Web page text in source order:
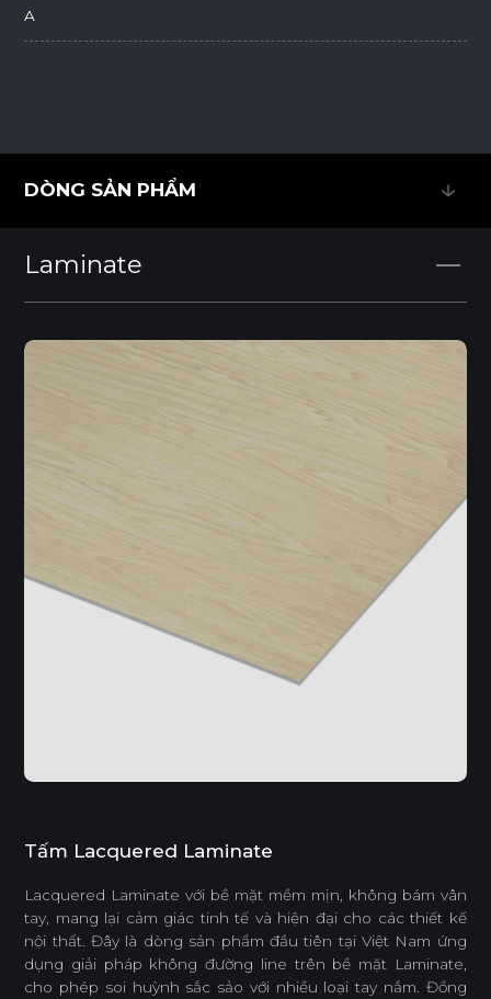
A
DÒNG SẢN PHẨM
Laminate
Tấm Lacquered Laminate
Lacquered Laminate với bề mặt mềm mịn, không bám vân
tay, mang lại cảm giác tinh tế và hiện đại cho các thiết kế
nội thất. Đây là dòng sản phẩm đầu tiên tại Việt Nam ứng
dụng giải pháp không đường line trên bề mặt Laminate,
cho phép soi huỳnh sắc sảo với nhiều loại tay nắm. Đồng